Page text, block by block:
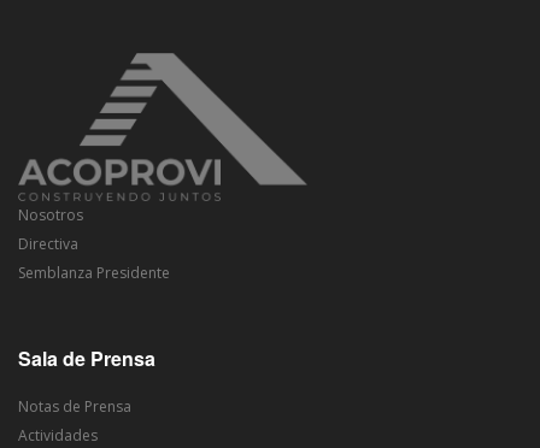
Nosotros
Directiva
Semblanza Presidente
Sala de Prensa
Notas de Prensa
Actividades